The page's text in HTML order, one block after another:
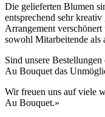
Die gelieferten Blumen
entsprechend sehr
Arrangement
sowohl Mitarbeitende als
Sind unsere
Au Bouquet das
Wir freuen uns auf viele
Au Bouquet.»